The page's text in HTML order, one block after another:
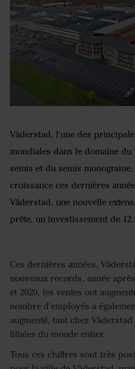
Väderstad, l'une des
mondiales dans le domaine
semis et du semis
croissance ces dernières
Väderstad, une nouvelle
prête, un investissement de
Ces dernières années,
nouveaux records, année
et 2020, les ventes ont
nombre d'employés a
augmenté, tant chez
filiales du monde entier.
Tous ces chiffres sont très